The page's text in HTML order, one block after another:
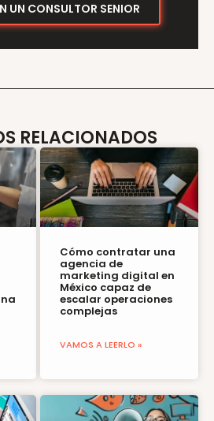
UN CONSULTOR SENIOR
RELACIONADOS
Cómo contratar una
agencia de
marketing digital en
México capaz de
escalar operaciones
complejas
VAMOS A LEERLO »